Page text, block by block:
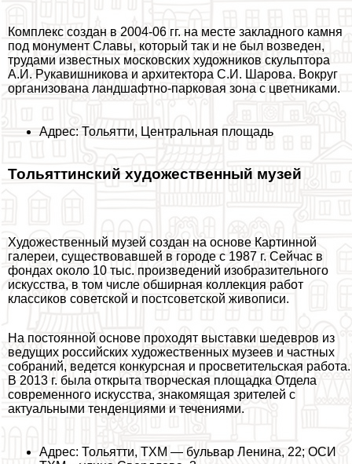
Комплекс создан в 2004-06 гг. на месте закладного камня
под монумент Славы, который так и не был возведен,
трудами известных московских художников скульптора
А.И. Рукавишникова и архитектора С.И. Шарова. Вокруг
организована ландшафтно-парковая зона с цветниками.
Адрес: Тольятти, Центральная площадь
Тольяттинский художественный музей
Художественный музей создан на основе Картинной
галереи, существовавшей в городе с 1987 г. Сейчас в
фондах около 10 тыс. произведений изобразительного
искусства, в том числе обширная коллекция работ
классиков советской и постсоветской живописи.
На постоянной основе проходят выставки шедевров из
ведущих российских художественных музеев и частных
собраний, ведется конкурсная и просветительская работа.
В 2013 г. была открыта творческая площадка Отдела
современного искусства, знакомящая зрителей с
актуальными тенденциями и течениями.
Адрес: Тольятти, ТХМ — бульвар Ленина, 22; ОСИ